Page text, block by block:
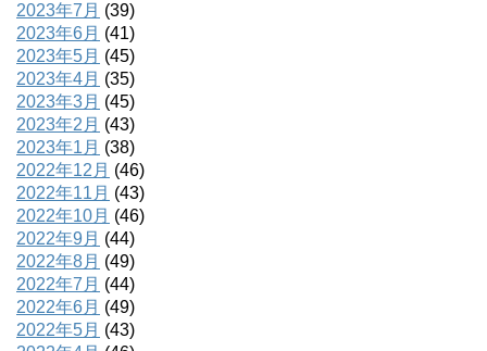
2023年7月 (39)
2023年6月 (41)
2023年5月 (45)
2023年4月 (35)
2023年3月 (45)
2023年2月 (43)
2023年1月 (38)
2022年12月 (46)
2022年11月 (43)
2022年10月 (46)
2022年9月 (44)
2022年8月 (49)
2022年7月 (44)
2022年6月 (49)
2022年5月 (43)